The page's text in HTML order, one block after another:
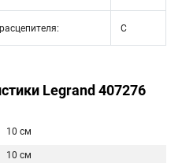
C
Legrand 407276
10 см
10 см